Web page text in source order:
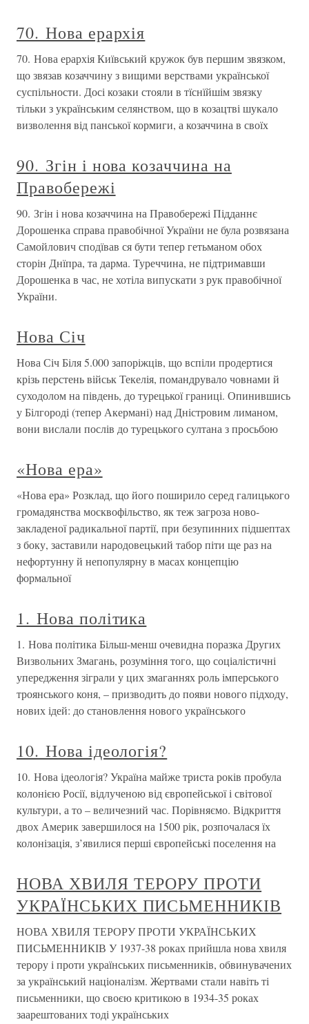
70. Нова ерархія
70. Нова ерархія Київський кружок був першим звязком,
що звязав козаччину з вищими верствами української
суспільности. Досі козаки стояли в тїснїйшім звязку
тільки з українським селянством, що в козацтві шукало
визволення від панської кормиги, а козаччина в своїх
90. Згін і нова козаччина на
Правобережі
90. Згін і нова козаччина на Правобережі Підданнє
Дорошенка справа правобічної України не була розвязана
Самойлович сподївав ся бути тепер гетьманом обох
сторін Днїпра, та дарма. Туреччина, не підтримавши
Дорошенка в час, не хотіла випускати з рук правобічної
України.
Нова Січ
Нова Січ Біля 5.000 запоріжців, що вспіли продертися
крізь перстень військ Текелія, помандрувало човнами й
суходолом на південь, до турецької границі. Опинившись
у Білгороді (тепер Акермані) над Дністровим лиманом,
вони вислали послів до турецького султана з просьбою
«Нова ера»
«Нова ера» Розклад, що його поширило серед галицького
громадянства москвофільство, як теж загроза ново-
закладеної радикальної партії, при безупинних підшептах
з боку, заставили народовецький табор піти ще раз на
нефортунну й непопулярну в масах концепцію
формальної
1. Нова політика
1. Нова політика Більш-менш очевидна поразка Других
Визвольних Змагань, розуміння того, що соціалістичні
упередження зіграли у цих змаганнях роль імперського
троянського коня, – призводить до появи нового підходу,
нових ідей: до становлення нового українського
10. Нова ідеологія?
10. Нова ідеологія? Україна майже триста років пробула
колонією Росії, відлученою від європейської і світової
культури, а то – величезний час. Порівняємо. Відкриття
двох Америк завершилося на 1500 рік, розпочалася їх
колонізація, з’явилися перші європейські поселення на
НОВА ХВИЛЯ ТЕРОРУ ПРОТИ
УКРАЇНСЬКИХ ПИСЬМЕННИКІВ
НОВА ХВИЛЯ ТЕРОРУ ПРОТИ УКРАЇНСЬКИХ
ПИСЬМЕННИКІВ У 1937-38 роках прийшла нова хвиля
терору і проти українських письменників, обвинувачених
за український націоналізм. Жертвами стали навіть ті
письменники, що своєю критикою в 1934-35 роках
заарештованих тоді українських